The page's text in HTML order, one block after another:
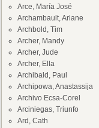
Arce, María José
Archambault, Ariane
Archbold, Tim
Archer, Mandy
Archer, Jude
Archer, Ella
Archibald, Paul
Archipowa, Anastassija
Archivo Ecsa-Corel
Arciniegas, Triunfo
Ard, Cath